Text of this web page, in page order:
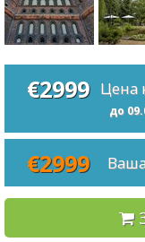
€2999 Цена
до
€2999